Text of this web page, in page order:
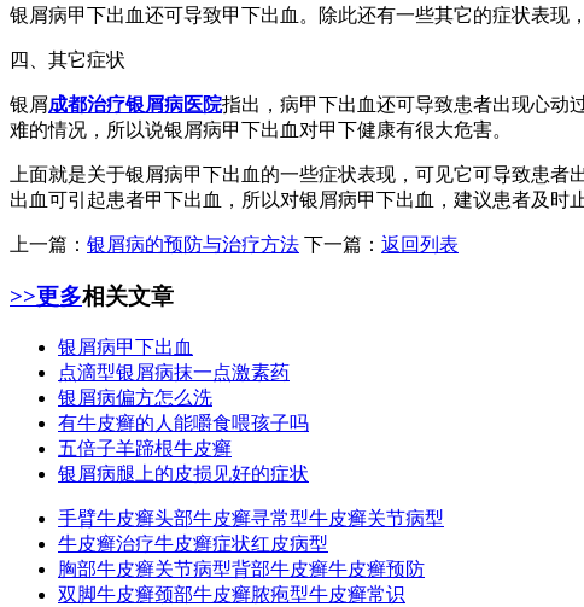
银屑病甲下出血还可导致甲下出血。除此还有一些其它的症状表现
四、其它症状
银屑成都治疗银屑病医院指出，病甲下出血还可导致患者出现心动
难的情况，所以说银屑病甲下出血对甲下健康有很大危害。
上面就是关于银屑病甲下出血的一些症状表现，可见它可导致患
出血可引起患者甲下出血，所以对银屑病甲下出血，建议患者及时
上一篇： 银屑病的预防与治疗方法 下一篇： 返回列表
>>更多相关文章
银屑病甲下出血
点滴型银屑病抹一点激素药
银屑病偏方怎么洗
有牛皮癣的人能嚼食喂孩子吗
五倍子羊蹄根牛皮癣
银屑病腿上的皮损见好的症状
手臂牛皮癣头部牛皮癣寻常型牛皮癣关节病型
牛皮癣治疗牛皮癣症状红皮病型
胸部牛皮癣关节病型背部牛皮癣牛皮癣预防
双脚牛皮癣颈部牛皮癣脓疱型牛皮癣常识